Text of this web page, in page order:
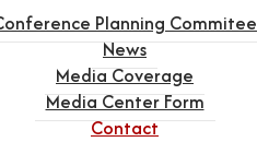
Planning Commitee
News
Media Coverage
Media Center Form
Contact